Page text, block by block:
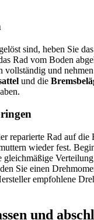
sind, heben Sie
Rad vom Boden
vollständig und
und die
reparierte Rad auf die
wieder fest.
gleichmäßige
Sie einen
empfohlene
und